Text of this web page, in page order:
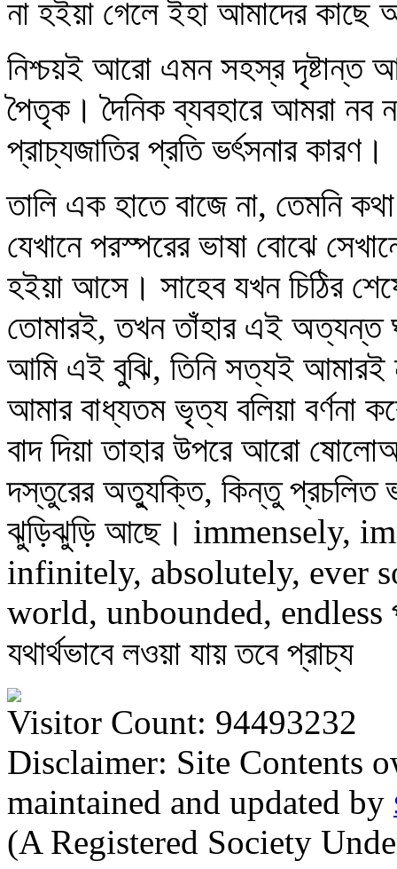
না হইয়া গেলে ইহা আমাদের কাছে
নিশ্চয়ই আরো এমন সহস্র দৃষ্টান্ত
পৈতৃক। দৈনিক ব্যবহারে আমরা নব
প্রাচ্যজাতির প্রতি ভর্ৎসনার কারণ।
তালি এক হাতে বাজে না, তেমনি
যেখানে পরস্পরের ভাষা বোঝে
হইয়া আসে। সাহেব যখন চিঠির
তোমারই, তখন তাঁহার এই অত্যন্ত
আমি এই বুঝি, তিনি সত্যই আমারই
আমার বাধ্যতম ভৃত্য বলিয়া বর্ণনা
বাদ দিয়া তাহার উপরে আরো
দস্তুরের অত্যুক্তি, কিন্তু প্রচলিত
ঝুড়িঝুড়ি আছে। immensely,
infinitely, absolutely, ever
world, unbounded, endless
যথার্থভাবে লওয়া যায় তবে প্রাচ্য
Visitor Count: 94493232
Disclaimer: Site Contents
maintained and updated by
(A Registered Society